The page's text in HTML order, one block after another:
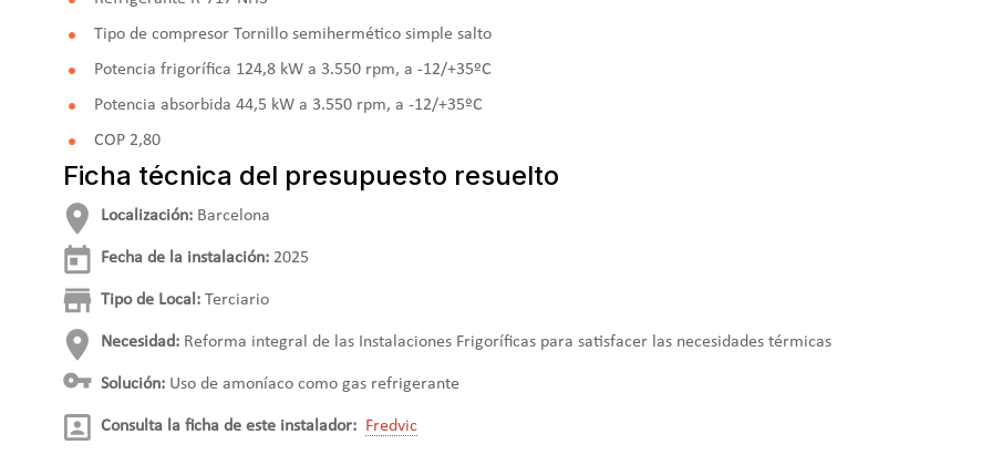
Tipo de compresor Tornillo semihermético simple salto
Potencia frigorífica 124,8 kW a 3.550 rpm, a -12/+35ºC
Potencia absorbida 44,5 kW a 3.550 rpm, a -12/+35ºC
COP 2,80
Ficha técnica del presupuesto resuelto
Localización: Barcelona
Fecha de la instalación: 2025
Tipo de Local: Terciario
Necesidad: Reforma integral de las Instalaciones Frigoríficas para satisfacer las necesidades térmicas
Solución: Uso de amoníaco como gas refrigerante
Consulta la ficha de este instalador: Fredvic